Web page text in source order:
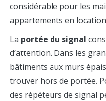
considérable pour les
appartements en
La portée du signal
d’attention. Dans les
bâtiments aux murs
trouver hors de portée.
des répéteurs de signal